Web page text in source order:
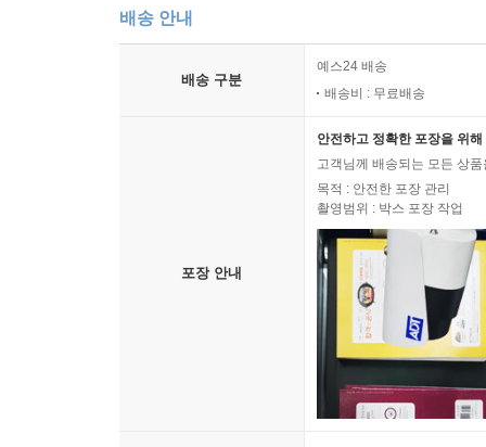
배송 안내
배송 구분
예스24 배송
배송비 : 무료배송
포장 안내
안전하고 정확한 포장을 위
고객님께 배송되는 모든 상
목적 : 안전한 포장 관리
촬영범위 : 박스 포장 작업